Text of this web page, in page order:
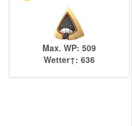
Max. WP: 509
Wetter↑: 636